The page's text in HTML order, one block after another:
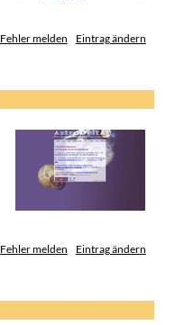
Fehler melden Eintrag ändern
Fehler melden Eintrag ändern